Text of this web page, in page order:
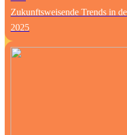
Zukunftsweisende Trends in
2025